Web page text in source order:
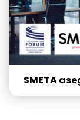
SMETA